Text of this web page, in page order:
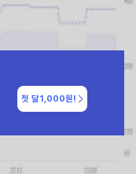
첫 달1,000원!